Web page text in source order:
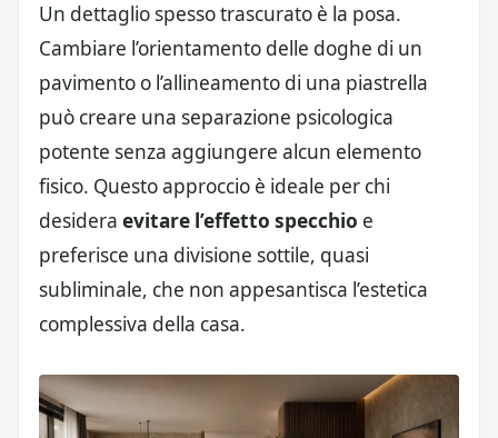
Un dettaglio spesso trascurato è la posa.
Cambiare l’orientamento delle doghe di un
pavimento o l’allineamento di una piastrella
può creare una separazione psicologica
potente senza aggiungere alcun elemento
fisico. Questo approccio è ideale per chi
desidera evitare l’effetto specchio e
preferisce una divisione sottile, quasi
subliminale, che non appesantisca l’estetica
complessiva della casa.